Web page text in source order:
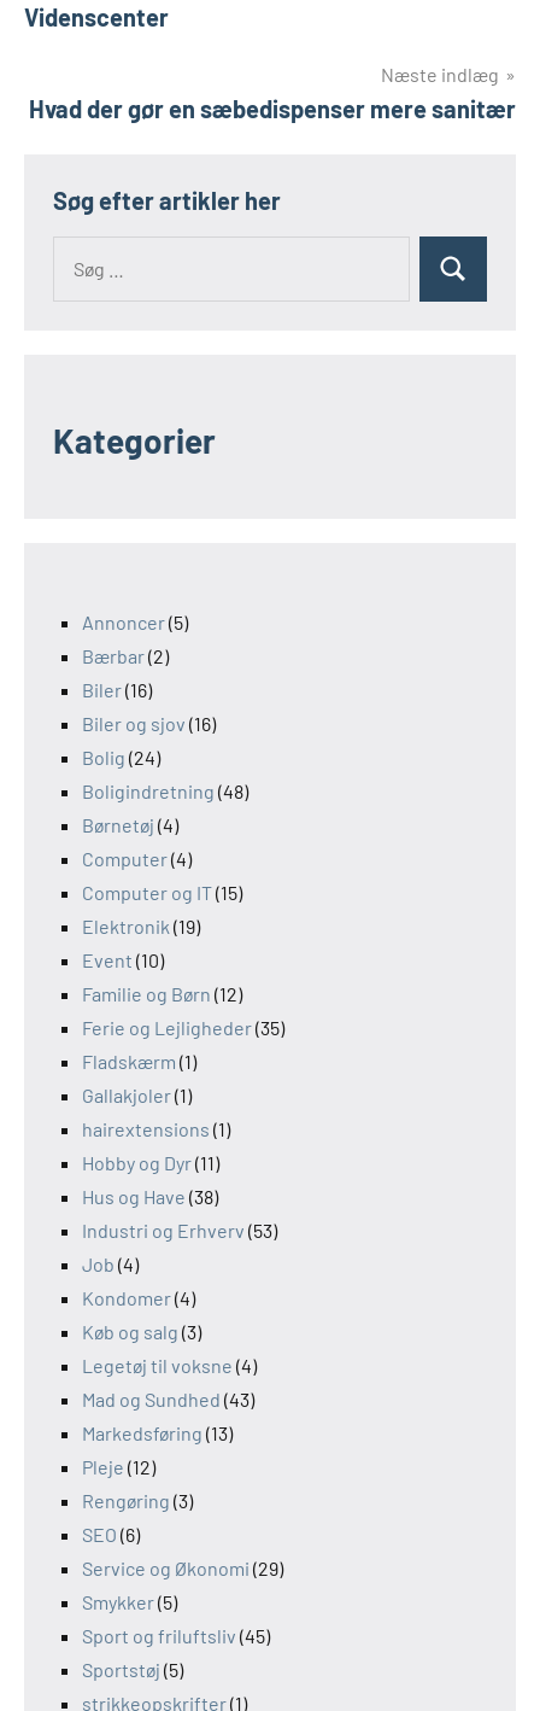
Videnscenter
Næste indlæg
Hvad der gør en sæbedispenser mere sanitær
Søg efter artikler her
Kategorier
Annoncer(5)
Bærbar(2)
Biler(16)
Biler og sjov (16)
Bolig (24)
Boligindretning (48)
Børnetøj (4)
Computer(4)
Computer og IT(15)
Elektronik (19)
Event (10)
Familie og Børn (12)
Ferie og Lejligheder(35)
Fladskærm (1)
Gallakjoler(1)
hairextensions (1)
Hobby og Dyr(11)
Hus og Have (38)
Industri og Erhverv (53)
Job (4)
Kondomer(4)
Køb og salg (3)
Legetøj til voksne (4)
Mad og Sundhed (43)
Markedsføring (13)
Pleje (12)
Rengøring (3)
SEO (6)
Service og Økonomi (29)
Smykker(5)
Sport og friluftsliv (45)
Sportstøj (5)
strikkeopskrifter(1)